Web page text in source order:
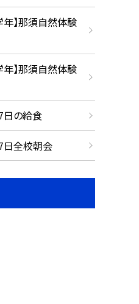
年】那須自然体験
年】那須自然体験
の給食
全校朝会